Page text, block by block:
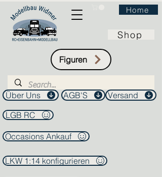
Home
Shop
Figuren
Über Uns AGB'S
Versand
LGB RC
Occasions Ankauf
LKW 1:14 konfigurieren